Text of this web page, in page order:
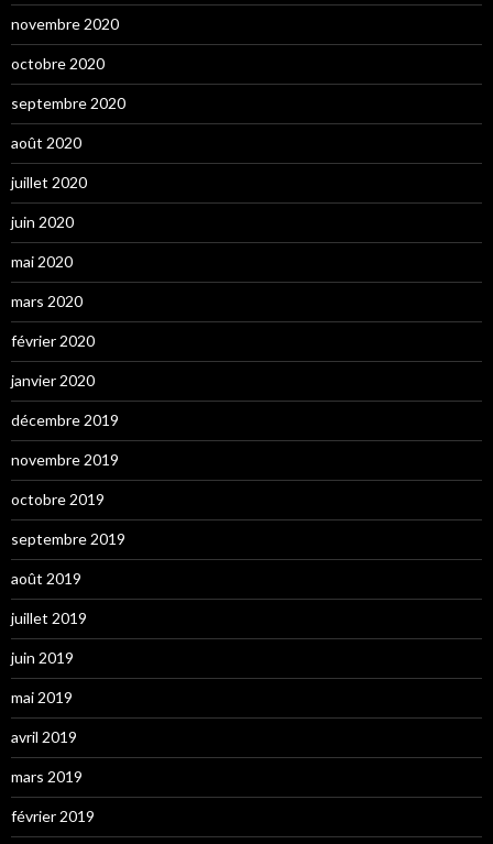
novembre 2020
octobre 2020
septembre 2020
août 2020
juillet 2020
juin 2020
mai 2020
mars 2020
février 2020
janvier 2020
décembre 2019
novembre 2019
octobre 2019
septembre 2019
août 2019
juillet 2019
juin 2019
mai 2019
avril 2019
mars 2019
février 2019